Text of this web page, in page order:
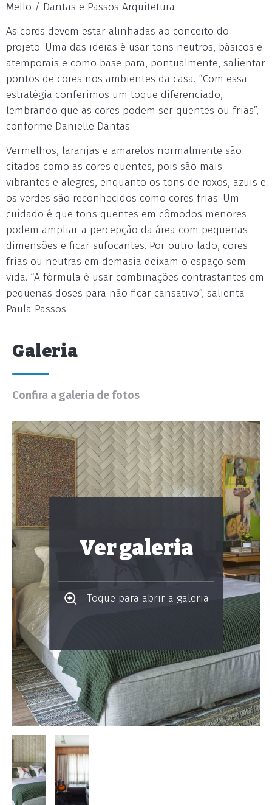
Mello / Dantas e Passos Arquitetura
As cores devem estar alinhadas ao conceito do
projeto. Uma das ideias é usar tons neutros, básicos e
atemporais e como base para, pontualmente, salientar
pontos de cores nos ambientes da casa. “Com essa
estratégia conferimos um toque diferenciado,
lembrando que as cores podem ser quentes ou frias”,
conforme Danielle Dantas.
Vermelhos, laranjas e amarelos normalmente são
citados como as cores quentes, pois são mais
vibrantes e alegres, enquanto os tons de roxos, azuis e
os verdes são reconhecidos como cores frias. Um
cuidado é que tons quentes em cômodos menores
podem ampliar a percepção da área com pequenas
dimensões e ficar sufocantes. Por outro lado, cores
frias ou neutras em demasia deixam o espaço sem
vida. “A fórmula é usar combinações contrastantes em
pequenas doses para não ficar cansativo”, salienta
Paula Passos.
Galeria
Confira a galeria de fotos
Ver galeria
Toque para abrir a galeria